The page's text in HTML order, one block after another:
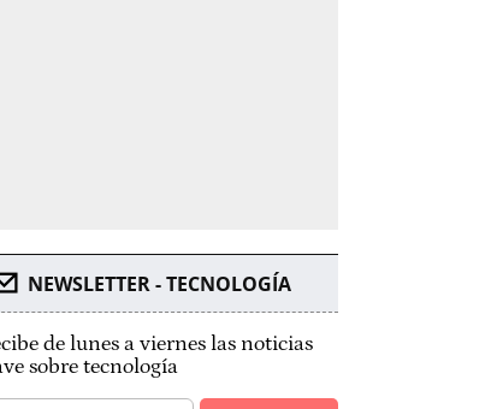
NEWSLETTER - TECNOLOGÍA
de lunes a viernes las noticias
sobre tecnología